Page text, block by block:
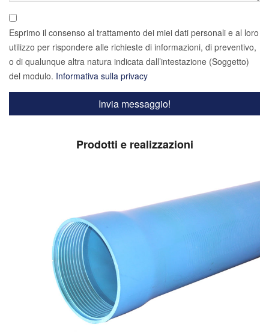
Esprimo il consenso al trattamento dei miei dati personali e al loro
utilizzo per rispondere alle richieste di informazioni, di preventivo,
o di qualunque altra natura indicata dall’intestazione (Soggetto)
del modulo. Informativa sulla privacy
Prodotti e realizzazioni